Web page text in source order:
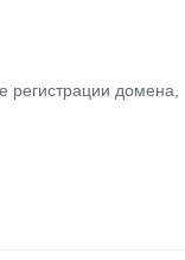
регистрации домена,